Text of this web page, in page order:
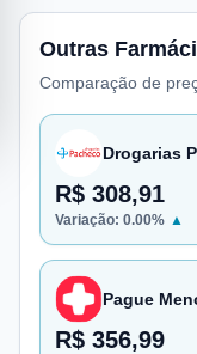
Outras
Comparação de
Drogarias
R$ 308,91
Variação: 0.00% ▲
Pague
R$ 356,99